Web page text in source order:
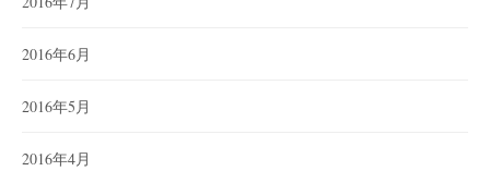
2016年6月
2016年5月
2016年4月